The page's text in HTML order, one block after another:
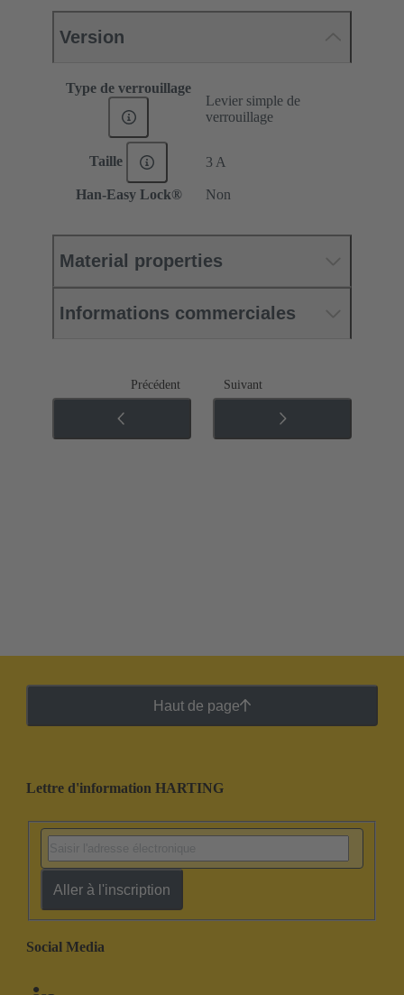
Version
Type de verrouillage
Levier simple de
verrouillage
Taille 3 A
Han-Easy Lock® Non
Material properties
Informations commerciales
Précédent Suivant
Haut de page
Lettre d'information HARTING
Aller à l'inscription
Social Media